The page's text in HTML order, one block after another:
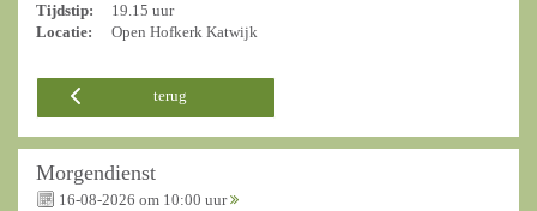
Tijdstip:
19.15 uur
Locatie:
Open Hofkerk Katwijk
terug
Morgendienst
16-08-2026 om 10:00 uur